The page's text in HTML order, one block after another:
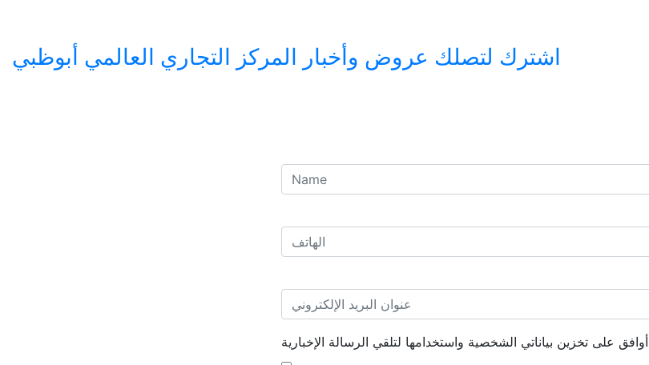
اشترك لتصلك عروض وأخبار المركز التجاري العالمي أبوظبي
أوافق على تخزين بياناتي الشخصية واستخدامها لتلقي الرسالة الإخبارية